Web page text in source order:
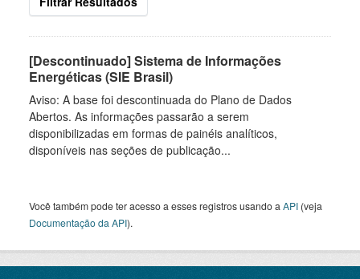
[Descontinuado] Sistema de Informações
Energéticas (SIE Brasil)
Aviso: A base foi descontinuada do Plano de Dados
Abertos. As informações passarão a serem
disponibilizadas em formas de painéis analíticos,
disponíveis nas seções de publicação...
Você também pode ter acesso a esses registros usando a API (veja
Documentação da API).